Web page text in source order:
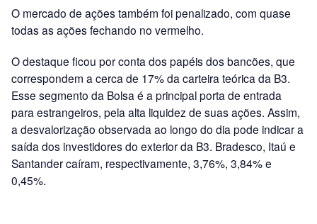
O mercado de ações também foi penalizado, com quase
todas as ações fechando no vermelho.
O destaque ficou por conta dos papéis dos bancões, que
correspondem a cerca de 17% da carteira teórica da B3.
Esse segmento da Bolsa é a principal porta de entrada
para estrangeiros, pela alta liquidez de suas ações. Assim,
a desvalorização observada ao longo do dia pode indicar a
saída dos investidores do exterior da B3. Bradesco, Itaú e
Santander caíram, respectivamente, 3,76%, 3,84% e
0,45%.